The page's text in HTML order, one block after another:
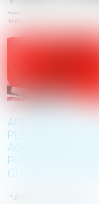
Adresses multiples : la citation à
respect des formalités de l'article 558
ADRESSES
PERSONNE EST
ACCOMPLIE EN
FORMALITÉS DE
CODE DE
Publié le :